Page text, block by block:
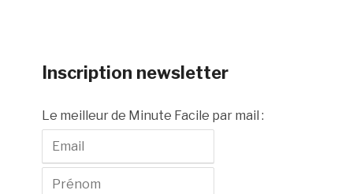
Inscription newsletter
Le meilleur de Minute Facile par mail :